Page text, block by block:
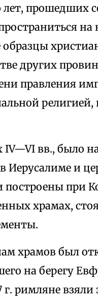
лет, прошедших
на
других
правления
вв., было
Иерусалиме и
при
храмах,
храмов был
на берегу
римляне взяли